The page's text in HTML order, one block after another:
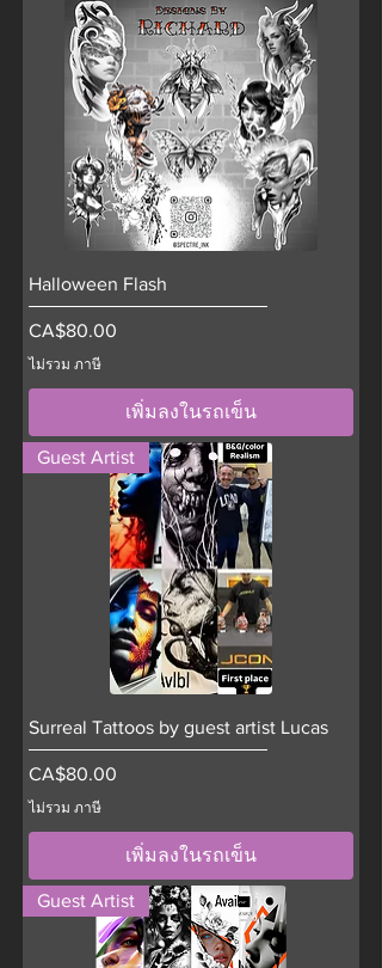
Halloween Flash
ราคา
CA$80.00
ไม่รวม ภาษี
เพิ่มลงในรถเข็น
Guest Artist
Surreal Tattoos by guest artist Lucas
ราคา
CA$80.00
ไม่รวม ภาษี
เพิ่มลงในรถเข็น
Guest Artist